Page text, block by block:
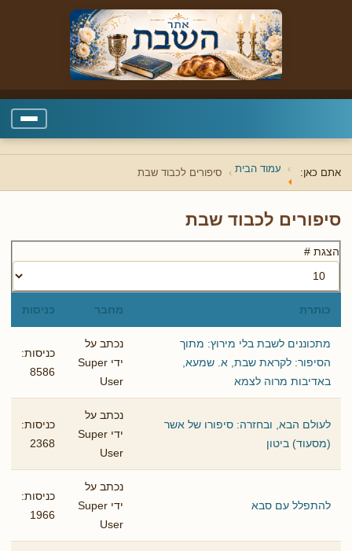
אתם כאן: עמוד הבית סיפורים לכבוד שבת
סיפורים לכבוד שבת
הצגת #
כותרת מחבר כניסות
מתכוננים לשבת בלי מירוץ: מתוך
הסיפור: לקראת שבת, א. שמעא,
באדיבות מרוה לצמא
נכתב על
ידי Super
User
כניסות:
8586
לעולם הבא, ובחזרה: סיפורו של אשר
(מסעוד) ביטון
נכתב על
ידי Super
User
כניסות:
2368
להתפלל עם סבא
נכתב על
ידי Super
User
כניסות:
1966